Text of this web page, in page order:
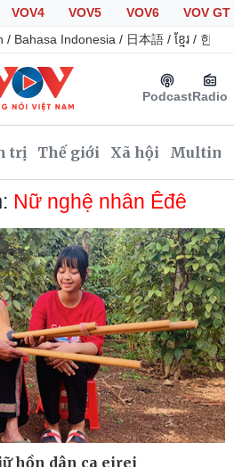
VOV4 VOV5 VOV6
VOV GT
/ Bahasa Indonesia / 日本語 / ខ្មែរ / 한국
PodcastRadio
trị Thế giới Xã hội
Xã hội
Tin 24h
Giáo dục
Dự báo thời tiết
Dấu ấn VOV
Việc làm
Biển đảo
Nữ nghệ nhân Êđê
hồn dân ca eirei